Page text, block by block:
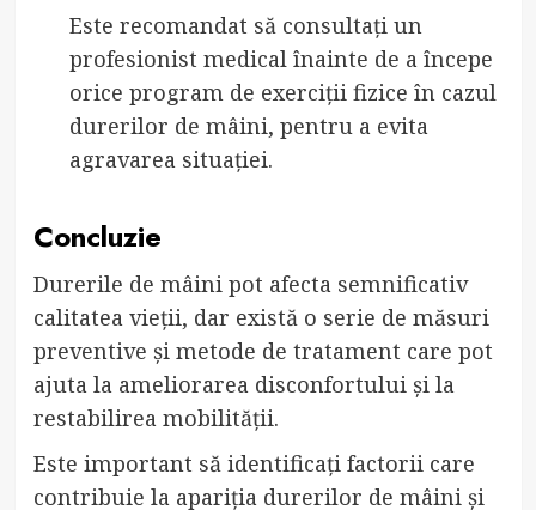
Este recomandat să consultați un
profesionist medical înainte de a începe
orice program de exerciții fizice în cazul
durerilor de mâini, pentru a evita
agravarea situației.
Concluzie
Durerile de mâini pot afecta semnificativ
calitatea vieții, dar există o serie de măsuri
preventive și metode de tratament care pot
ajuta la ameliorarea disconfortului și la
restabilirea mobilității.
Este important să identificați factorii care
contribuie la apariția durerilor de mâini și